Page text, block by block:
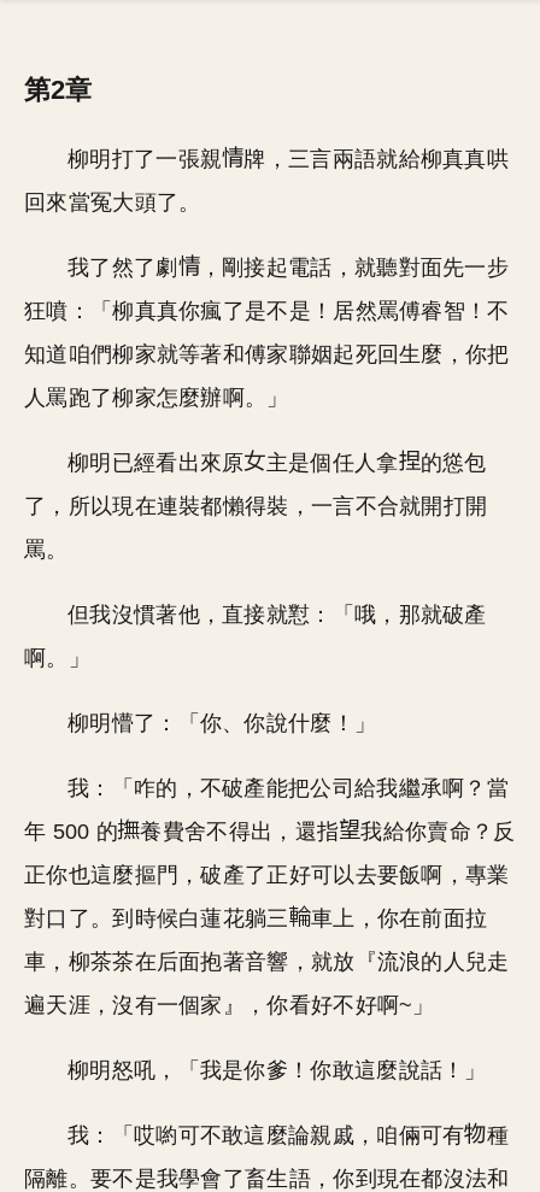
第2章
柳明打了一張親
牌，三言兩語就給柳真真哄
回來當冤大頭了。
我了然了劇
，剛接起電話，就聽對面先一步
狂噴：「柳真真你瘋了是不是！居然罵傅睿智！不
知道咱們柳家就等著和傅家聯姻起死回生麼，你把
人罵跑了柳家怎麼辦啊。」
柳明已經看出來原 主是個任人拿
的慫包
了，所以現在連裝都懶得裝，一言不合就開打開
罵。
但我沒慣著他，直接就懟：「哦，那就破產
啊。」
柳明懵了：「你、你說什麼！」
我：「咋的，不破產能把公司給我繼承啊？當
年 500 的
養費舍不得出，還指
我給你賣命？反
正你也這麼摳門，破產了正好可以去要飯啊，專業
對口了。到時候白蓮花躺三
車上，你在前面拉
車，柳茶茶在后面抱著音響，就放『流浪的人兒走
遍天涯，沒有一個家』，你看好不好啊~」
柳明怒吼，「我是你爹！你敢這麼說話！」
我：「哎喲可不敢這麼論親戚，咱倆可有
種
隔離。要不是我學會了畜生語，你到現在都沒法和